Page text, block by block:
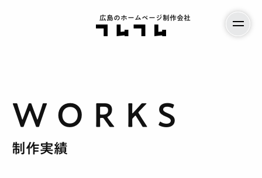
広島のホームページ制作会社
制作実績